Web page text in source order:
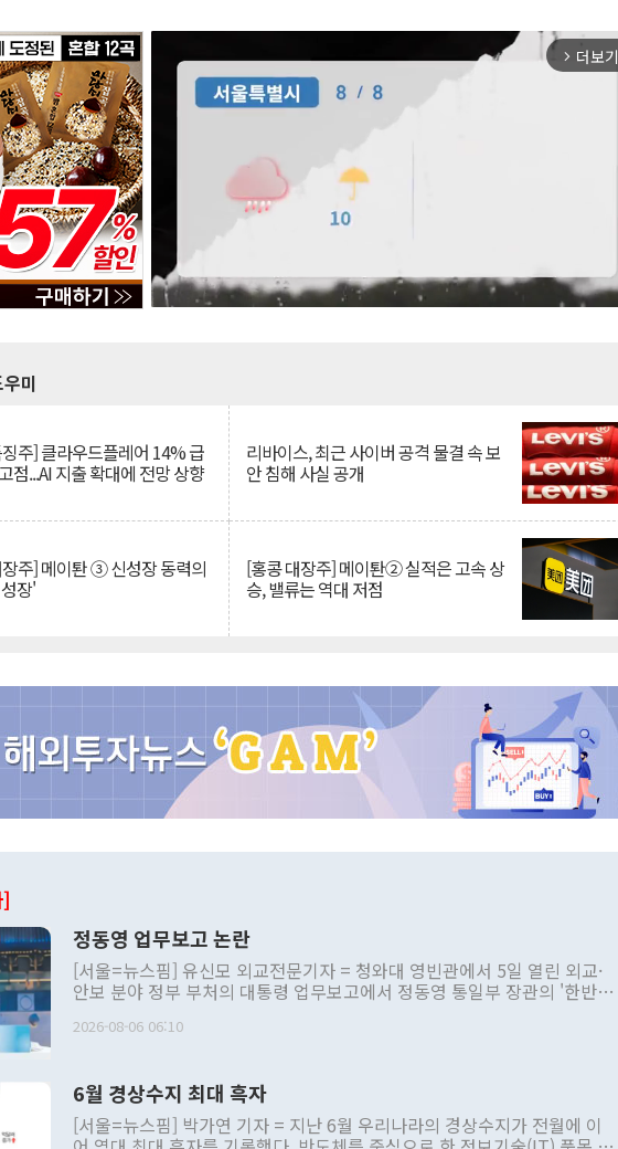
arrow_forward_ios 더보기
미
주] 클라우드플레어 14% 급
점...AI 지출 확대에 전망 상향
리바이스, 최근 사이버 공격 물결 속 보
안 침해 사실 공개
주] 메이퇀 ③ 신성장 동력의
장'
[홍콩 대장주] 메이퇀② 실적은 고속 상
승, 밸류는 역대 저점
정동영 업무보고 논란
[서울=뉴스핌] 유신모 외교전문기자 = 청와대 영빈관에서 5일 열린 외교·
안보 분야 정부 부처의 대통령 업무보고에서 정동영 통일부 장관의 '한반도
발언 중에는 정부 내 조율을 거치지 않은 사안을 정책으로 추진하겠다고 공
주의적 희망에 근거한 비현실적 구상'이라는 비판을 내놨다. 그동안 정 장
관의 대북 정책 관련 발언이 물의를 빚은 적은 여러 번 있지만 대통령과 유
관 부처 장관이 공개적으로 부정적 입장을 표명한 것은 이례적이다. 정 장
2026-08-06 06:10
6월 경상수지 최대 흑자
[서울=뉴스핌] 박가연 기자 = 지난 6월 우리나라의 경상수지가 전월에 이